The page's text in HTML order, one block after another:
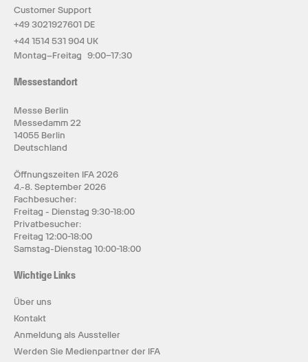
Customer Support
+49 3021927601 DE
+44 1514 531 904 UK
Montag–Freitag 9:00–17:30
Messestandort
Messe Berlin
Messedamm 22
14055 Berlin
Deutschland
Öffnungszeiten IFA 2026
4.-8. September 2026
Fachbesucher:
Freitag - Dienstag 9:30-18:00
Privatbesucher:
Freitag 12:00-18:00
Samstag-Dienstag 10:00-18:00
Wichtige Links
Über uns
Kontakt
Anmeldung als Aussteller
Werden Sie Medienpartner der IFA